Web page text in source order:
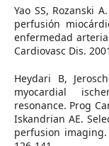
Yao SS, Rozanski
perfusión
enfermedad
Cardiovasc Dis.
Heydari B,
myocardial
resonance. Prog
Iskandrian AE.
perfusion